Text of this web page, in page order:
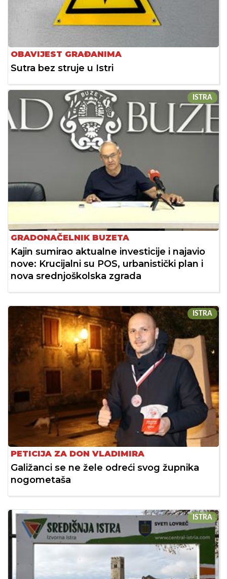
OBAVIJEST GRAĐANIMA
Sutra bez struje u Istri
ISTRA
GRADONAČELNIK BUZETA
Kajin sumirao aktualne investicije i najavio
nove: Krucijalni su POS, urbanistički plan i
nova srednjoškolska zgrada
ISTRA
PETICIJA ZA DON VLADIMIRA
Galižanci se ne žele odreći svog župnika
nogometaša
ISTRA